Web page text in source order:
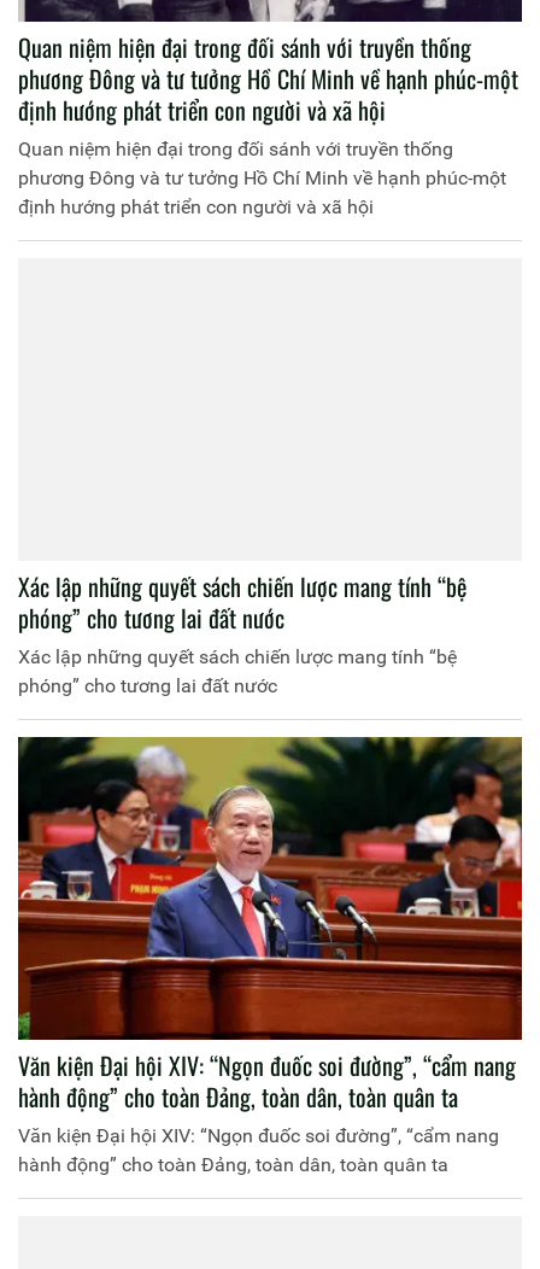
Quan niệm hiện đại trong đối sánh với truyền thống
phương Đông và tư tưởng Hồ Chí Minh về hạnh phúc-một
định hướng phát triển con người và xã hội
Quan niệm hiện đại trong đối sánh với truyền thống
phương Đông và tư tưởng Hồ Chí Minh về hạnh phúc-một
định hướng phát triển con người và xã hội
Xác lập những quyết sách chiến lược mang tính “bệ
phóng” cho tương lai đất nước
Xác lập những quyết sách chiến lược mang tính “bệ
phóng” cho tương lai đất nước
Văn kiện Đại hội XIV: “Ngọn đuốc soi đường”, “cẩm nang
hành động” cho toàn Đảng, toàn dân, toàn quân ta
Văn kiện Đại hội XIV: “Ngọn đuốc soi đường”, “cẩm nang
hành động” cho toàn Đảng, toàn dân, toàn quân ta